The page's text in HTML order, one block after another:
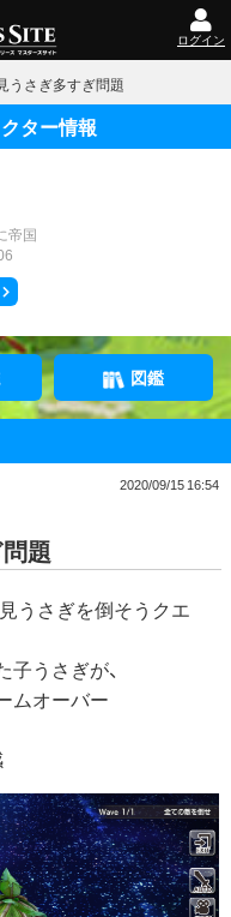
ログイン
うさぎ多すぎ問題
ター情報
帝国
図鑑
2020/09/15 16:54
題
うさぎを倒そうクエ
うさぎが、
ムオーバー